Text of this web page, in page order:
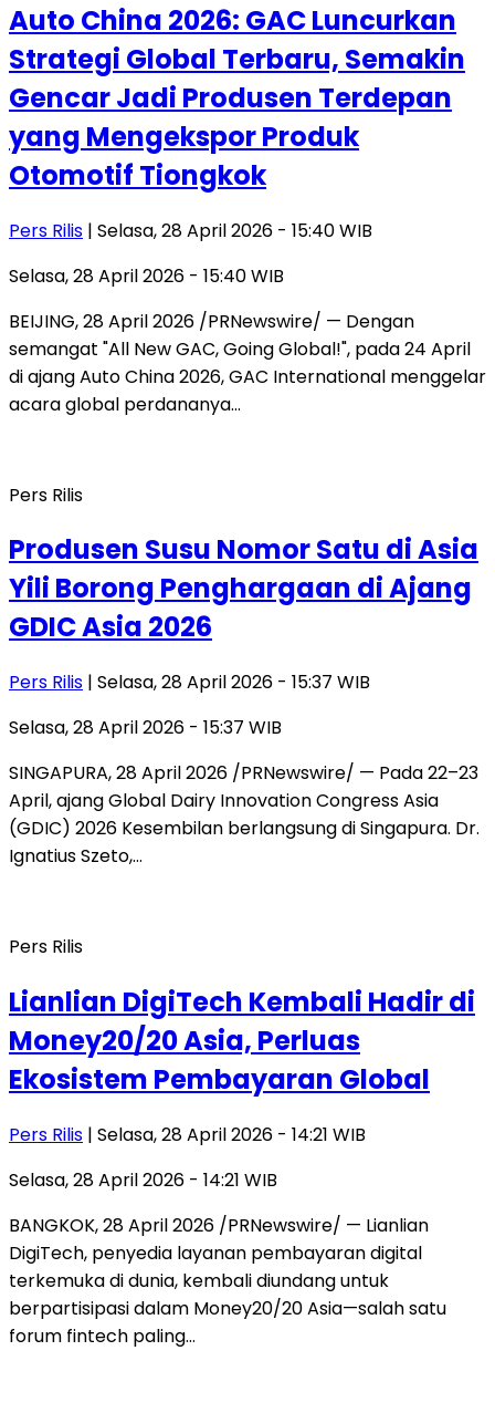
Auto China 2026: GAC Luncurkan
Strategi Global Terbaru, Semakin
Gencar Jadi Produsen Terdepan
yang Mengekspor Produk
Otomotif Tiongkok
Pers Rilis | Selasa, 28 April 2026 - 15:40 WIB
Selasa, 28 April 2026 - 15:40 WIB
BEIJING, 28 April 2026 /PRNewswire/ — Dengan
semangat "All New GAC, Going Global!", pada 24 April
di ajang Auto China 2026, GAC International menggelar
acara global perdananya…
Pers Rilis
Produsen Susu Nomor Satu di Asia
Yili Borong Penghargaan di Ajang
GDIC Asia 2026
Pers Rilis | Selasa, 28 April 2026 - 15:37 WIB
Selasa, 28 April 2026 - 15:37 WIB
SINGAPURA, 28 April 2026 /PRNewswire/ — Pada 22–23
April, ajang Global Dairy Innovation Congress Asia
(GDIC) 2026 Kesembilan berlangsung di Singapura. Dr.
Ignatius Szeto,…
Pers Rilis
Lianlian DigiTech Kembali Hadir di
Money20/20 Asia, Perluas
Ekosistem Pembayaran Global
Pers Rilis | Selasa, 28 April 2026 - 14:21 WIB
Selasa, 28 April 2026 - 14:21 WIB
BANGKOK, 28 April 2026 /PRNewswire/ — Lianlian
DigiTech, penyedia layanan pembayaran digital
terkemuka di dunia, kembali diundang untuk
berpartisipasi dalam Money20/20 Asia—salah satu
forum fintech paling…